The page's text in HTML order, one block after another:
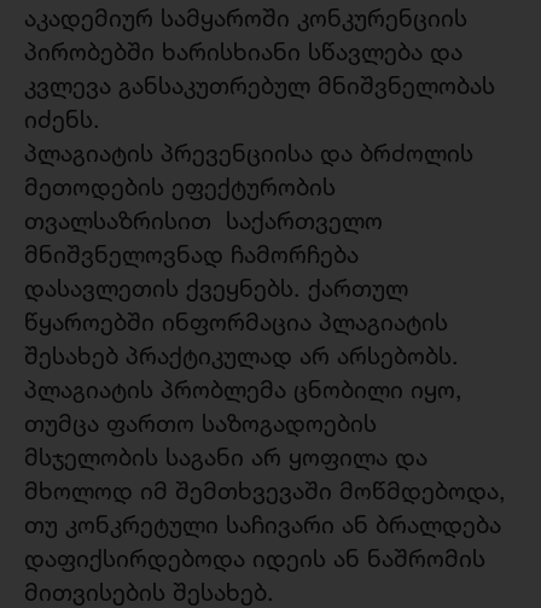
აკადემიურ სამყაროში კონკურენციის
პირობებში ხარისხიანი სწავლება და
კვლევა განსაკუთრებულ მნიშვნელობას
იძენს.
პლაგიატის პრევენციისა და ბრძოლის
მეთოდების ეფექტურობის
თვალსაზრისით საქართველო
მნიშვნელოვნად ჩამორჩება
დასავლეთის ქვეყნებს. ქართულ
წყაროებში ინფორმაცია პლაგიატის
შესახებ პრაქტიკულად არ არსებობს.
პლაგიატის პრობლემა ცნობილი იყო,
თუმცა ფართო საზოგადოების
მსჯელობის საგანი არ ყოფილა და
მხოლოდ იმ შემთხვევაში მოწმდებოდა,
თუ კონკრეტული საჩივარი ან ბრალდება
დაფიქსირდებოდა იდეის ან ნაშრომის
მითვისების შესახებ.